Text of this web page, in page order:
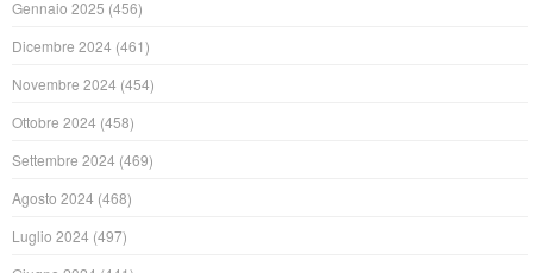
Gennaio 2025 (456)
Dicembre 2024 (461)
Novembre 2024 (454)
Ottobre 2024 (458)
Settembre 2024 (469)
Agosto 2024 (468)
Luglio 2024 (497)